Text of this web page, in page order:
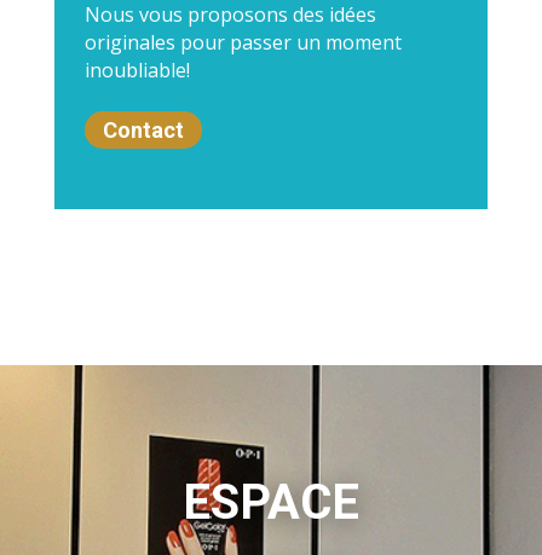
Nous vous proposons des idées
originales pour passer un moment
inoubliable!
Contact
ESPACE